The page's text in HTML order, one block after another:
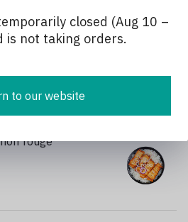
closed (Aug 10 –
is not taking orders.
to our website
rouge